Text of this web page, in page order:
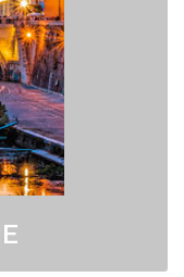
votre achat.
d'un crédit à 1 euro ttc
au 04 91 50 49 18.